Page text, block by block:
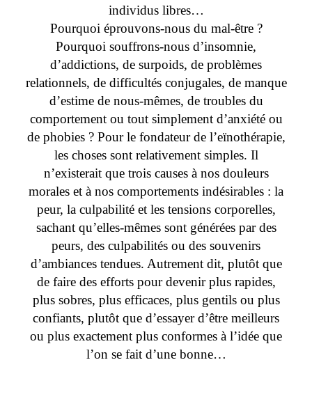
individus libres…
Pourquoi éprouvons-nous du mal-être ?
Pourquoi souffrons-nous d’insomnie,
d’addictions, de surpoids, de problèmes
relationnels, de difficultés conjugales, de manque
d’estime de nous-mêmes, de troubles du
comportement ou tout simplement d’anxiété ou
de phobies ? Pour le fondateur de l’eïnothérapie,
les choses sont relativement simples. Il
n’existerait que trois causes à nos douleurs
morales et à nos comportements indésirables : la
peur, la culpabilité et les tensions corporelles,
sachant qu’elles-mêmes sont générées par des
peurs, des culpabilités ou des souvenirs
d’ambiances tendues. Autrement dit, plutôt que
de faire des efforts pour devenir plus rapides,
plus sobres, plus efficaces, plus gentils ou plus
confiants, plutôt que d’essayer d’être meilleurs
ou plus exactement plus conformes à l’idée que
l’on se fait d’une bonne…